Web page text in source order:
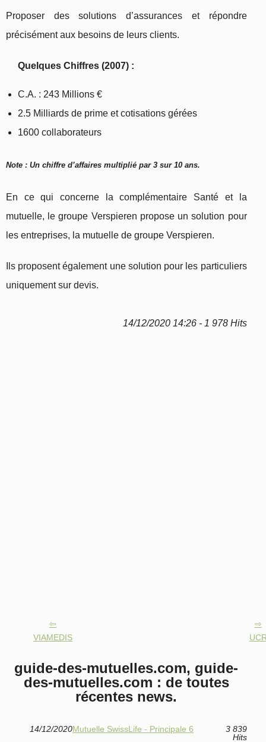
Proposer des solutions d’assurances et répondre
précisément aux besoins de leurs clients.
Quelques Chiffres (2007) :
C.A. : 243 Millions €
2.5 Milliards de prime et cotisations gérées
1600 collaborateurs
Note : Un chiffre d’affaires multiplié par 3 sur 10 ans.
En ce qui concerne la complémentaire Santé et la
mutuelle, le groupe Verspieren propose un solution pour
les entreprises, la mutuelle de groupe Verspieren.
Ils proposent également une solution pour les particuliers
uniquement sur devis.
14/12/2020 14:26 - 1 978 Hits
VIAMEDIS
guide-des-mutuelles.com, guide-
des-mutuelles.com : de toutes
récentes news.
14/12/2020Mutuelle SwissLife - Principale 6
3 839
Hits